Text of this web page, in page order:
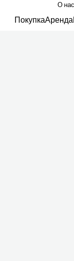
О нас
ПокупкаАренда